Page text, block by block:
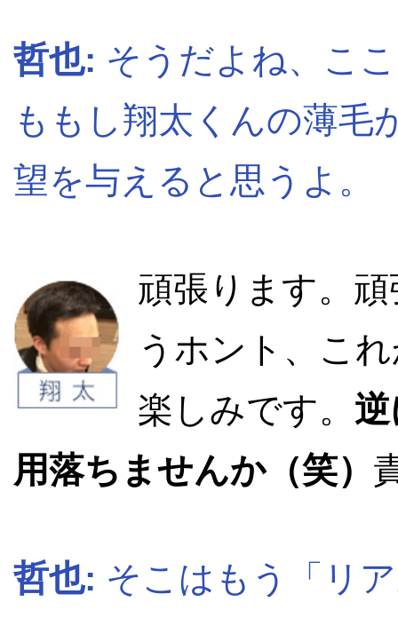
哲也: そうだよね、こ
ももし翔太くんの薄毛
望を与えると思うよ。
頑張ります。
うホント、こ
楽しみです。
用落ちませんか（笑）
哲也: そこはもう「リ